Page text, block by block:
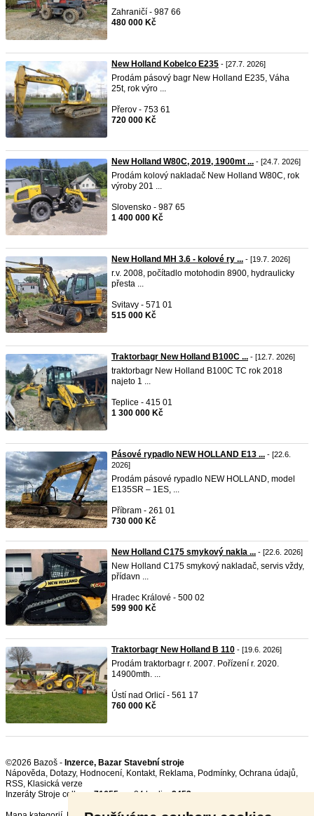
Zahraničí - 987 66
480 000 Kč
New Holland Kobelco E235 - [27.7. 2026]
Prodám pásový bagr New Holland E235, Váha
25t, rok výro ...
Přerov - 753 61
720 000 Kč
New Holland W80C, 2019, 1900mt ... - [24.7. 2026]
Prodám kolový nakladač New Holland W80C, rok
výroby 201 ...
Slovensko - 987 65
1 400 000 Kč
New Holland MH 3.6 - kolové ry ... - [19.7. 2026]
r.v. 2008, počítadlo motohodin 8900, hydraulicky
přesta ...
Svitavy - 571 01
515 000 Kč
Traktorbagr New Holland B100C ... - [12.7. 2026]
traktorbagr New Holland B100C TC rok 2018
najeto 1 ...
Teplice - 415 01
1 300 000 Kč
Pásové rypadlo NEW HOLLAND E13 ... - [22.6.
2026]
Prodám pásové rypadlo NEW HOLLAND, model
E135SR – 1ES, ...
Příbram - 261 01
730 000 Kč
New Holland C175 smykový nakla ... - [22.6. 2026]
New Holland C175 smykový nakladač, servis vždy,
přídavn ...
Hradec Králové - 500 02
599 900 Kč
Traktorbagr New Holland B 110 - [19.6. 2026]
Prodám traktorbagr r. 2007. Pořízení r. 2020.
14900mth. ...
Ústí nad Orlicí - 561 17
760 000 Kč
©2026 Bazoš - Inzerce, Bazar Stavební stroje
Nápověda, Dotazy, Hodnocení, Kontakt, Reklama, Podmínky, Ochrana údajů,
RSS,
Inzeráty Stroje celkem:71655, za 24 hodin:2453